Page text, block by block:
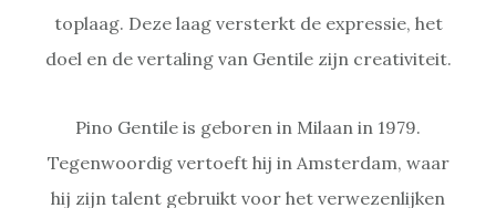
toplaag. Deze laag versterkt de expressie, het
doel en de vertaling van Gentile zijn creativiteit.
Pino Gentile is geboren in Milaan in 1979.
Tegenwoordig vertoeft hij in Amsterdam, waar
hij zijn talent gebruikt voor het verwezenlijken